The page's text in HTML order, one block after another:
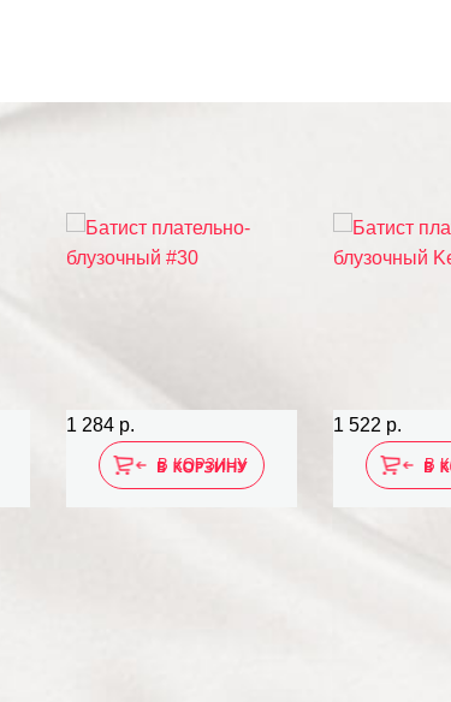
1 284 р.
В КОРЗИНУ
1 522 р.
В